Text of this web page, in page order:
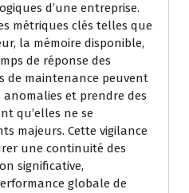
d’une entreprise.
métriques clés telles que
la mémoire disponible,
de réponse des
de maintenance peuvent
et prendre des
qu’elles ne se
majeurs. Cette vigilance
une continuité des
significative,
globale de